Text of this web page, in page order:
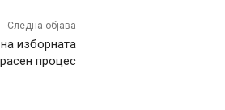
Следна објава
изборната
процес